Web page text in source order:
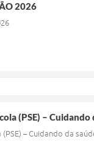
2026
(PSE) –
– Cuidando da